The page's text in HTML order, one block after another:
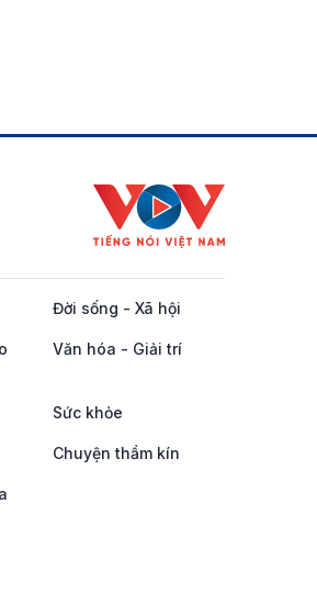
Đời sống - Xã hội
Văn hóa - Giải trí
Sức khỏe
Chuyện thầm kín